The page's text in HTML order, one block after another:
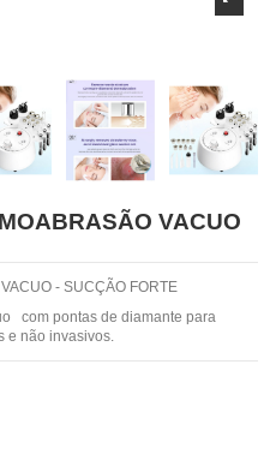
VACUO
- SUCÇÃO FORTE
com pontas de diamante para
e não invasivos.